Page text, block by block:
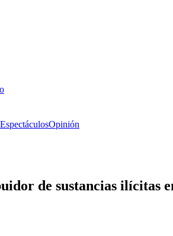
EspectáculosOpinión
de sustancias ilícitas